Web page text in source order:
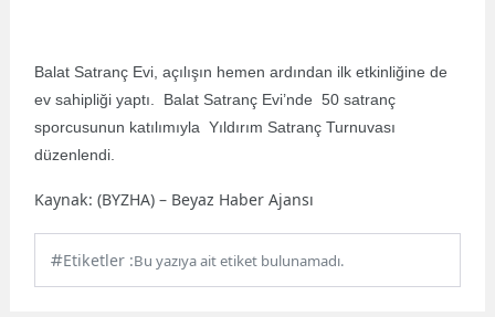
Balat Satranç Evi, açılışın hemen ardından ilk etkinliğine de
ev sahipliği yaptı. Balat Satranç Evi’nde 50 satranç
sporcusunun katılımıyla Yıldırım Satranç Turnuvası
düzenlendi.
Kaynak: (BYZHA) – Beyaz Haber Ajansı
Etiketler :Bu yazıya ait etiket bulunamadı.